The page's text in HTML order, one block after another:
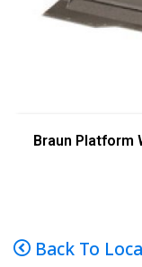
Braun Platform
Back To